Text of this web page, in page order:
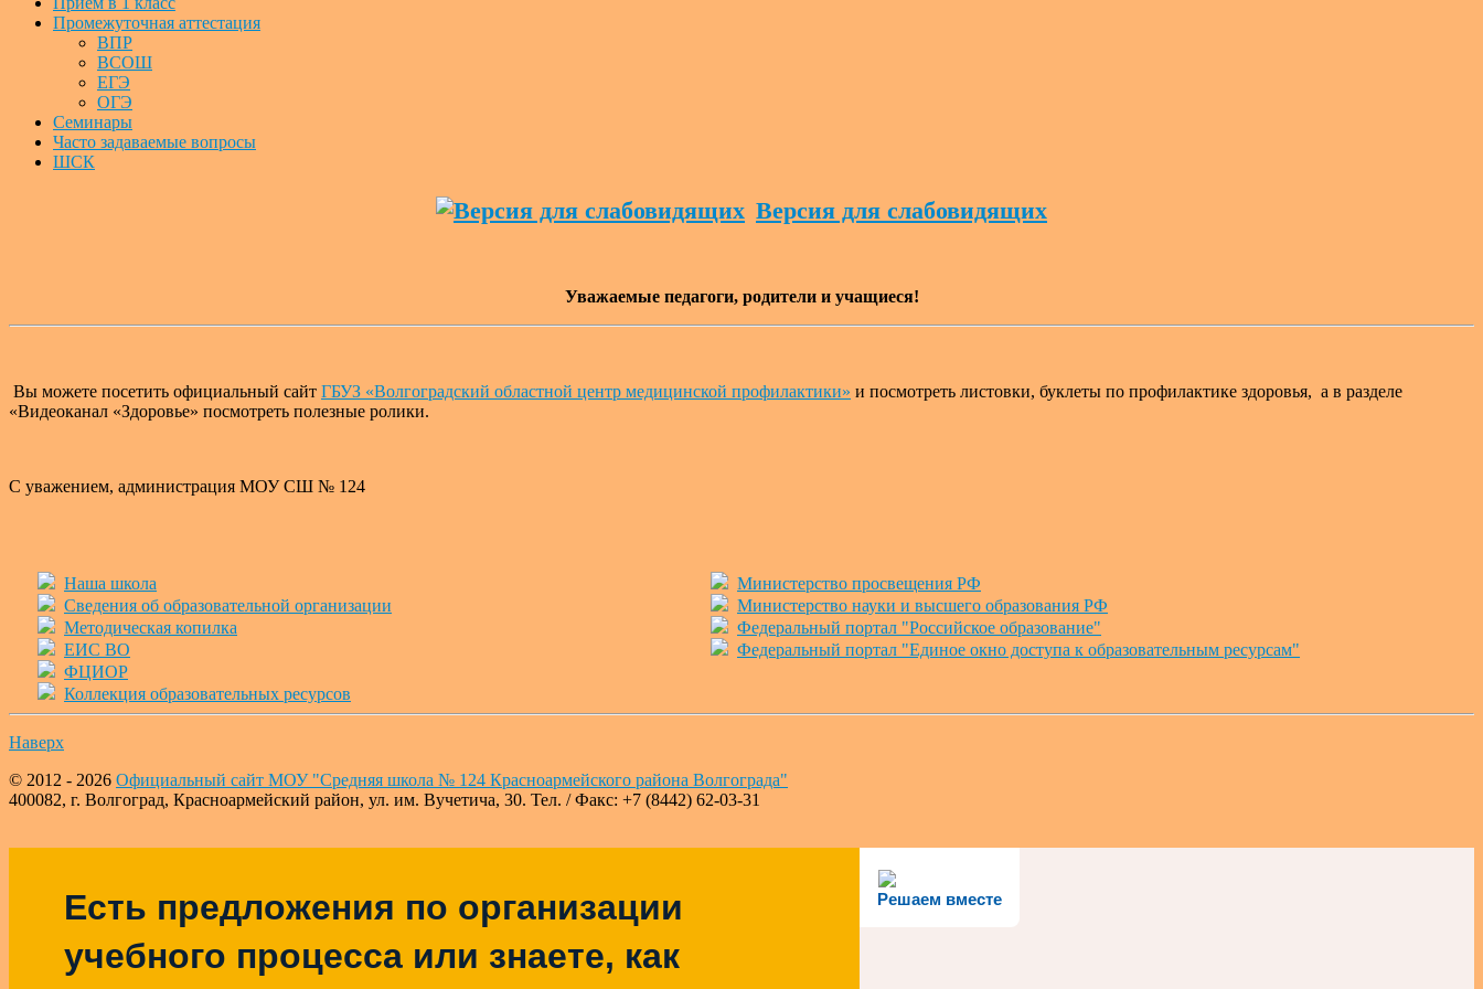
Промежуточная аттестация
ВПР
ВСОШ
ЕГЭ
ОГЭ
Семинары
Часто задаваемые вопросы
ШСК
Версия для слабовидящих
Уважаемые педагоги, родители и учащиеся!
Вы можете посетить официальный сайт ГБУЗ «Волгоградский областной центр медицинской профилактики» и посмотреть листовки, буклеты по профилактике здоровья, а в разделе
«Видеоканал «Здоровье» посмотреть полезные ролики.
С уважением, администрация МОУ СШ № 124
Наша школа
Сведения об образовательной организации
Методическая копилка
ЕИС ВО
ФЦИОР
Коллекция образовательных ресурсов
Министерство просвещения РФ
Министерство науки и высшего образования РФ
Федеральный портал "Российское образование"
Федеральный портал "Единое окно доступа к образовательным ресурсам"
Наверх
© 2012 - 2026 Официальный сайт МОУ "Средняя школа № 124 Красноармейского района Волгограда"
400082, г. Волгоград, Красноармейский район, ул. им. Вучетича, 30. Тел. / Факс: +7 (8442) 62-03-31
Решаем вместе
Есть предложения по организации
учебного процесса или знаете, как